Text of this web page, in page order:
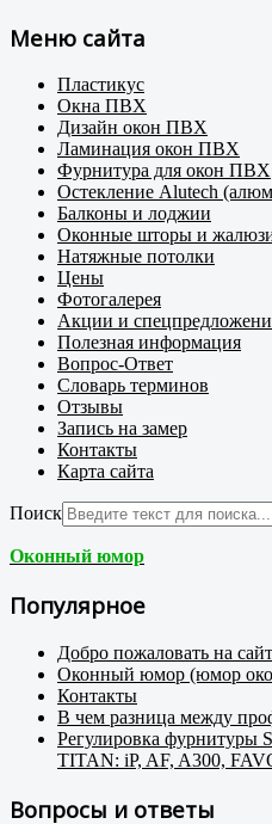
Меню сайта
Пластикус
Окна ПВХ
Дизайн окон ПВХ
Ламинация окон ПВХ
Фурнитура для окон ПВХ
Остекление Alutech
Балконы и лоджии
Оконные шторы и
Натяжные потолки
Цены
Фотогалерея
Акции и
Полезная информация
Вопрос-Ответ
Словарь терминов
Отзывы
Запись на замер
Контакты
Карта сайта
Поиск
Оконный юмор
Популярное
Добро пожаловать на
Оконный юмор (юмор
Контакты
В чем разница между
Регулировка
TITAN: iP, AF, A300,
Вопросы и ответы